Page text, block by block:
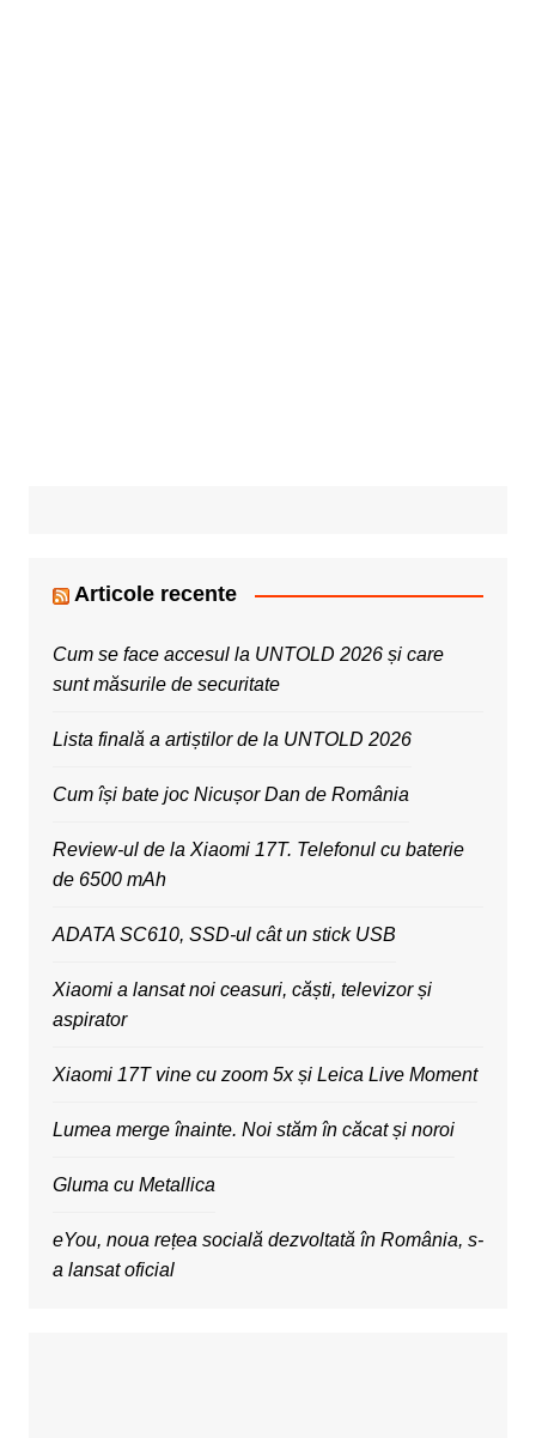
Articole recente
Cum se face accesul la UNTOLD 2026 și care
sunt măsurile de securitate
Lista finală a artiștilor de la UNTOLD 2026
Cum își bate joc Nicușor Dan de România
Review-ul de la Xiaomi 17T. Telefonul cu baterie
de 6500 mAh
ADATA SC610, SSD-ul cât un stick USB
Xiaomi a lansat noi ceasuri, căști, televizor și
aspirator
Xiaomi 17T vine cu zoom 5x și Leica Live Moment
Lumea merge înainte. Noi stăm în căcat și noroi
Gluma cu Metallica
eYou, noua rețea socială dezvoltată în România, s-
a lansat oficial